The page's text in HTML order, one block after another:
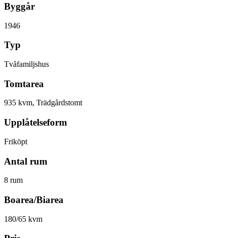
Byggår
1946
Typ
Tvåfamiljshus
Tomtarea
935 kvm, Trädgårdstomt
Upplåtelseform
Friköpt
Antal rum
8 rum
Boarea/Biarea
180/65 kvm